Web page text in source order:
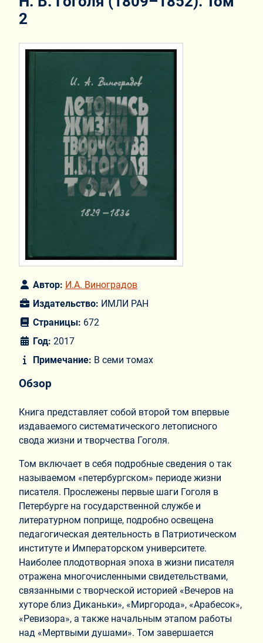
2
Автор: И.А. Виноградов
Издательство: ИМЛИ РАН
Страницы: 672
Год: 2017
Примечание: В семи томах
Обзор
Книга представляет собой второй том впервые
издаваемого систематического летописного
свода жизни и творчества Гоголя.
Том включает в себя подробные сведения о так
называемом «петербургском» периоде жизни
писателя. Прослежены первые шаги Гоголя в
Петербурге на государственной службе и
литературном поприще, подробно освещена
педагогическая деятельность в Патриотическом
институте и Императорском университете.
Наиболее плодотворная эпоха в жизни писателя
отражена многочисленными свидетельствами,
связанными с творческой историей «Вечеров на
хуторе близ Диканьки», «Миргорода», «Арабесок»,
«Ревизора», а также начальным этапом работы
над «Мертвыми душами». Том завершается